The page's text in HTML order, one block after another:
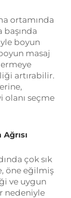
ortamında
başında
boyun
masaj
artırabilir.
olanı seçme
çok sık
öne eğilmiş
ve uygun
nedeniyle